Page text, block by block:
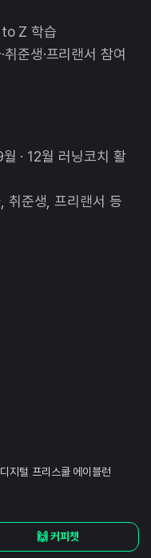
Z 학습
준생·프리랜서 참여
· 12월 러닝코치 활
취준생, 프리랜서 등
지털 프리스쿨 에이블런
🙌 커피챗